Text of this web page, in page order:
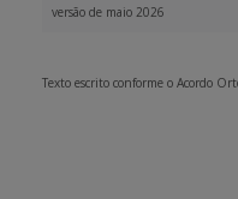
versão de maio 2026
Texto escrito conforme o Acordo